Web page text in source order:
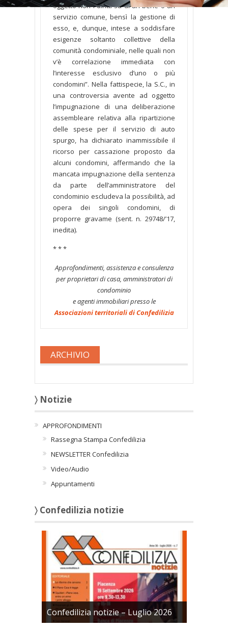
oggetto non i diritti su di un bene o un
servizio comune, bensì la gestione di
esso, e, dunque, intese a soddisfare
esigenze soltanto collettive della
comunità condominiale, nelle quali non
v’è correlazione immediata con
l’interesse esclusivo d’uno o più
condomini”. Nella fattispecie, la S.C., in
una controversia avente ad oggetto
l’impugnazione di una deliberazione
assembleare relativa alla ripartizione
delle spese per il servizio di auto
spurgo, ha dichiarato inammissibile il
ricorso per cassazione proposto da
alcuni condomini, affermando che la
mancata impugnazione della sentenza
da parte dell’amministratore del
condominio escludeva la possibilità, ad
opera dei singoli condomini, di
proporre gravame (sent. n. 29748/’17,
inedita).
* * *
Approfondimenti, assistenza e consulenza
per proprietari di casa, amministratori di
condominio
e agenti immobiliari presso le
Associazioni territoriali di Confedilizia
ARCHIVIO
〉 Notizie
APPROFONDIMENTI
Rassegna Stampa Confedilizia
NEWSLETTER Confedilizia
Video/Audio
Appuntamenti
〉 Confedilizia notizie
Confedilizia notizie – Luglio 2026